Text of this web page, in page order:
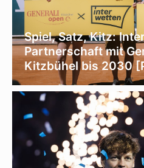
Spiel, Satz, Kitz:
Partnerschaft mit
Kitzbühel bis 2030